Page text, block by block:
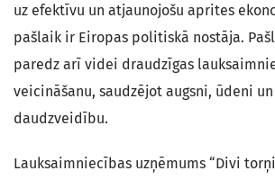
uz efektīvu un atjaunojošu aprites
pašlaik ir Eiropas politiskā nostāja.
paredz arī videi draudzīgas
veicināšanu, saudzējot augsni, ūdeni
daudzveidību.
Lauksaimniecības uzņēmums “Divi